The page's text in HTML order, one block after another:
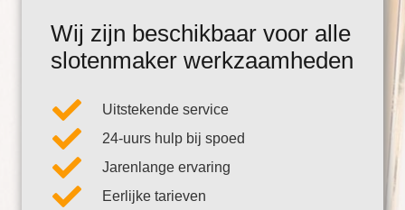
Wij zijn beschikbaar voor alle
slotenmaker werkzaamheden
Uitstekende service
24-uurs hulp bij spoed
Jarenlange ervaring
Eerlijke tarieven